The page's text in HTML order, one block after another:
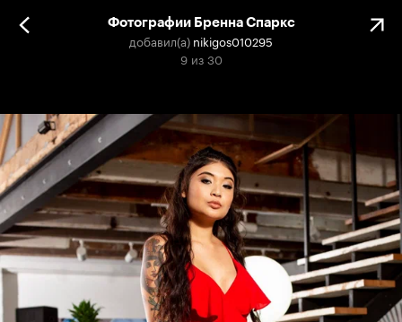
Фотографии Бренна Спаркс
добавил(а) nikigos010295
9 из 30